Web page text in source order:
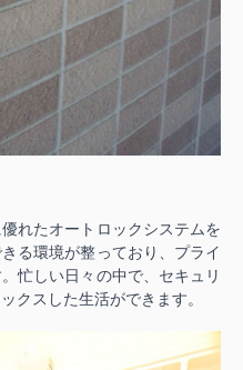
れたオートロックシステムを
る環境が整っており、プライ
忙しい日々の中で、セキュリ
クスした生活ができます。